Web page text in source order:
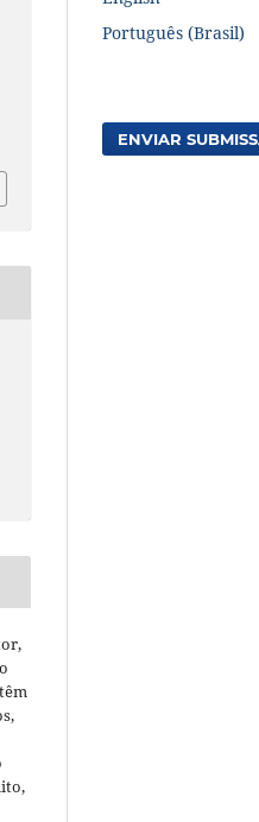
Português (Brasil)
ENVIAR